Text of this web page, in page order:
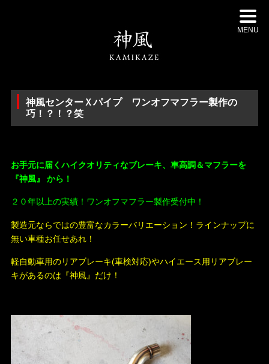
MENU
神風センターＸパイプ ワンオフマフラー製作の
巧！？！？笑
お手元に届くハイクオリティなブレーキ、車高調＆マフラーを
『神風』 から！
２０年以上の実績！ワンオフマフラー製作受付中！
製造元ならではの豊富なカラーバリエーション！ラインナップに
無い車種お任せあれ！
軽自動車用のリアブレーキ(車検対応)やハイエース用リアブレー
キがあるのは『神風』だけ！